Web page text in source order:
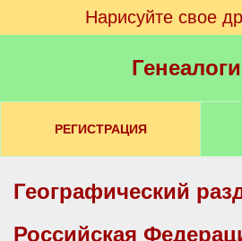
Нарисуйте свое
РЕГИСТРАЦИЯ
Географический
Российская